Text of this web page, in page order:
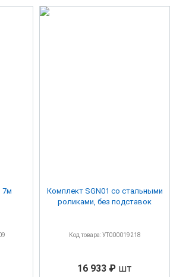
7м
Комплект SGN01 со стальными
роликами, без подставок
Код товара: УТ000019218
16 933 ₽ шт